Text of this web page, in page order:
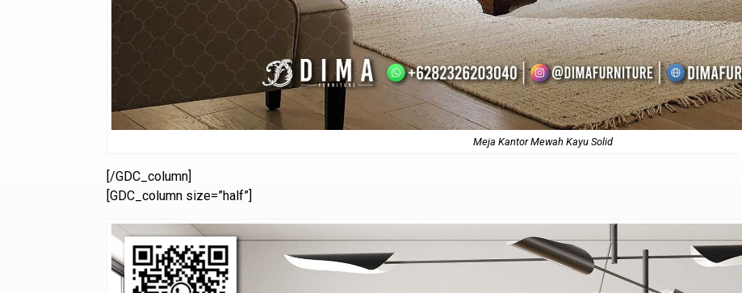
Meja Kantor Mewah Kayu Solid
[/GDC_column]
[GDC_column size=”half”]